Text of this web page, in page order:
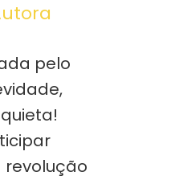
pelo